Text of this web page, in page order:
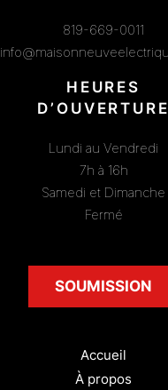
819-669-0011
HEURES
D’OUVERTURE
Lundi au Vendredi
7h à 16h
Samedi et Dimanche
Fermé
SOUMISSION
Accueil
À propos